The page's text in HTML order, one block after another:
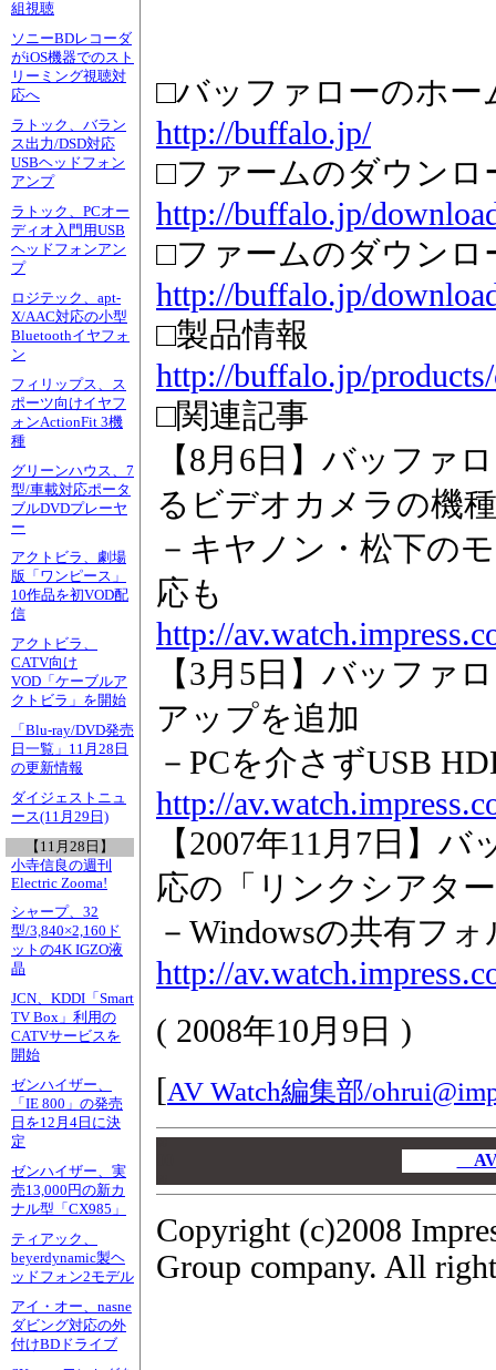
組視聴
ソニーBDレコーダ
がiOS機器でのスト
リーミング視聴対
応へ
ラトック、バラン
ス出力/DSD対応
USBヘッドフォン
アンプ
ラトック、PCオー
ディオ入門用USB
ヘッドフォンアン
プ
ロジテック、apt-
X/AAC対応の小型
Bluetoothイヤフォ
ン
フィリップス、ス
ポーツ向けイヤフ
ォンActionFit 3機
種
グリーンハウス、7
型/車載対応ポータ
ブルDVDプレーヤ
ー
アクトビラ、劇場
版「ワンピース」
10作品を初VOD配
信
アクトビラ、
CATV向け
VOD「ケーブルア
クトビラ」を開始
「Blu-ray/DVD発売
日一覧」11月28日
の更新情報
ダイジェストニュ
ース(11月29日)
【11月28日】
小寺信良の週刊
Electric Zooma!
シャープ、32
型/3,840×2,160ド
ットの4K IGZO液
晶
JCN、KDDI「Smart
TV Box」利用の
CATVサービスを
開始
ゼンハイザー、
「IE 800」の発売
日を12月4日に決
定
ゼンハイザー、実
売13,000円の新カ
ナル型「CX985」
ティアック、
beyerdynamic製ヘ
ッドフォン2モデル
アイ・オー、nasne
ダビング対応の外
付けBDドライブ
□バッファローのホー
http://buffalo.jp/
□ファームのダウンロ
http://buffalo.jp/
□ファームのダウンロ
http://buffalo.jp/
□製品情報
http://buffalo.jp/
□関連記事
【8月6日】バッファ
るビデオカメラの機
－キヤノン・松下の
応も
http://
【3月5日】バッファ
アップを追加
－PCを介さずUSB
http://
【2007年11月7日】
応の「リンクシアタ
－Windowsの共有フ
http://
( 2008年10月9日 )
[AV Watch編集部/
Copyright (c)2008
Group company. All